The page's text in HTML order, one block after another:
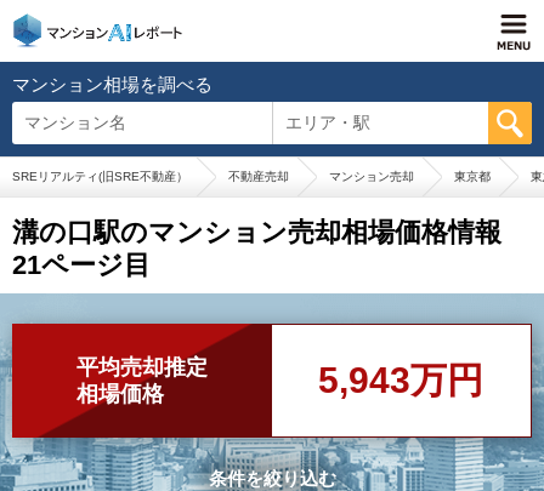
マンション相場を調べる
マンション名 エリア・駅
SREリアルティ(旧SRE不動産） 不動産売却 マンション売却 東京都
溝の口駅のマンション売却相場価格情報
21ページ目
平均売却推定
相場価格
5,943万円
条件を絞り込む